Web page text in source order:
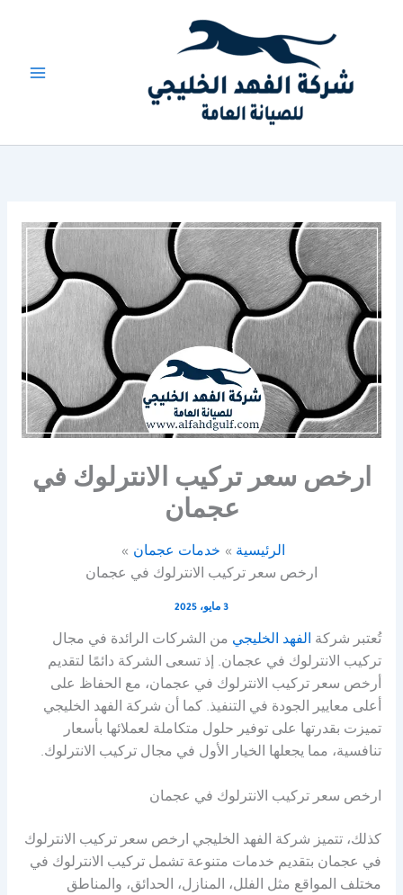
ارخص سعر تركيب الانترلوك في
عجمان
الرئيسية
خدمات عجمان
ارخص سعر تركيب الانترلوك في عجمان
3 مايو، 2025
تُعتبر شركة الفهد الخليجي من الشركات الرائدة في مجال
تركيب الانترلوك في عجمان. إذ تسعى الشركة دائمًا لتقديم
أرخص سعر تركيب الانترلوك في عجمان، مع الحفاظ على
أعلى معايير الجودة في التنفيذ. كما أن شركة الفهد الخليجي
تميزت بقدرتها على توفير حلول متكاملة لعملائها بأسعار
تنافسية، مما يجعلها الخيار الأول في مجال تركيب الانترلوك.
ارخص سعر تركيب الانترلوك في عجمان
كذلك، تتميز شركة الفهد الخليجي ارخص سعر تركيب الانترلوك
في عجمان بتقديم خدمات متنوعة تشمل تركيب الانترلوك في
مختلف المواقع مثل الفلل، المنازل، الحدائق، والمناطق